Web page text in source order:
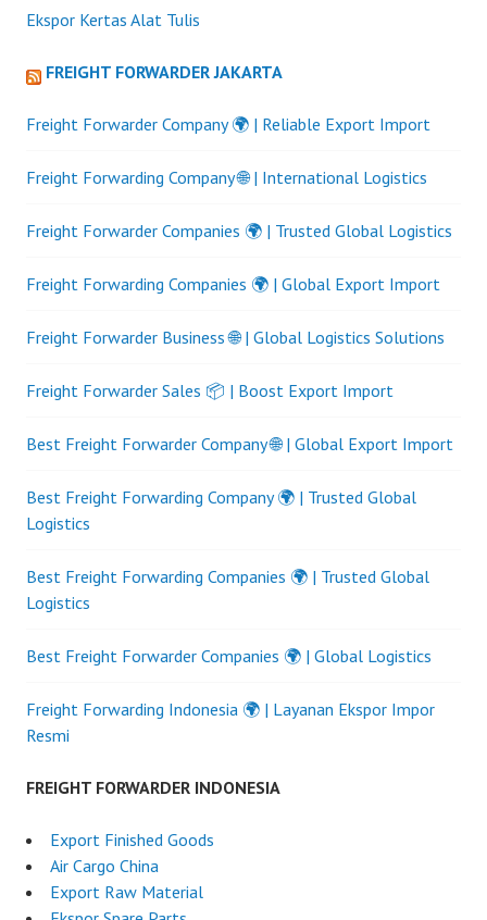
Ekspor Kertas Alat Tulis
FREIGHT FORWARDER JAKARTA
Freight Forwarder Company 🌍 | Reliable Export Import
Freight Forwarding Company 🌐 | International Logistics
Freight Forwarder Companies 🌍 | Trusted Global Logistics
Freight Forwarding Companies 🌍 | Global Export Import
Freight Forwarder Business 🌐 | Global Logistics Solutions
Freight Forwarder Sales 📦 | Boost Export Import
Best Freight Forwarder Company 🌐 | Global Export Import
Best Freight Forwarding Company 🌍 | Trusted Global
Logistics
Best Freight Forwarding Companies 🌍 | Trusted Global
Logistics
Best Freight Forwarder Companies 🌍 | Global Logistics
Freight Forwarding Indonesia 🌍 | Layanan Ekspor Impor
Resmi
FREIGHT FORWARDER INDONESIA
Export Finished Goods
Air Cargo China
Export Raw Material